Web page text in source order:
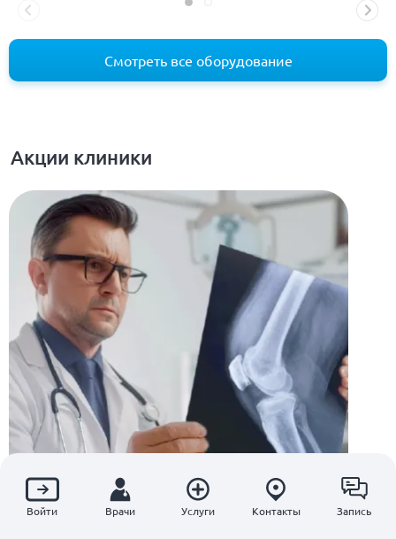
Смотреть все оборудование
Акции клиники
Войти Врачи Услуги Контакты Запись